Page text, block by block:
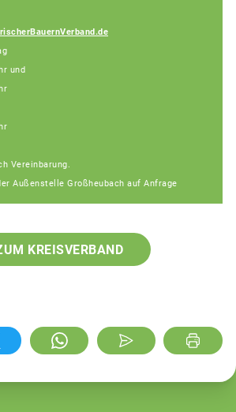
und
Vereinbarung.
Außenstelle Großheubach auf Anfrage
KREISVERBAND